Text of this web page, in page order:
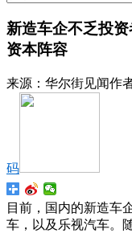
新造车企不乏投
资本阵容
来源： 华尔街见闻作
码
目前，国内的新造车
车，以及乐视汽车。